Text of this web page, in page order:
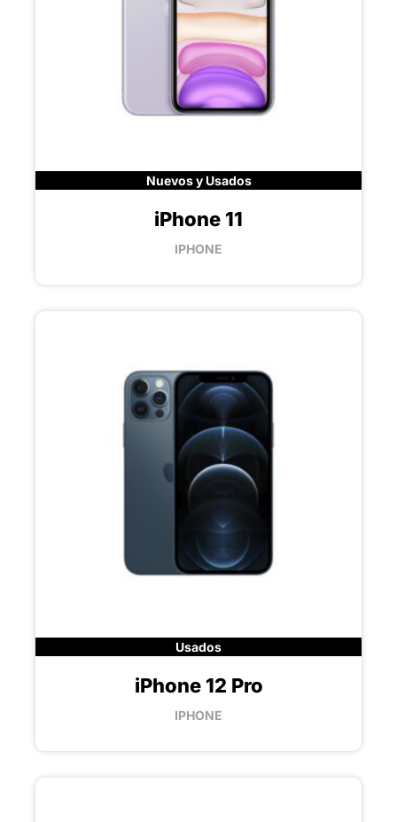
IPHONE
iPhone 11
Nuevos y Usados
IPHONE
iPhone 12 Pro
Usados